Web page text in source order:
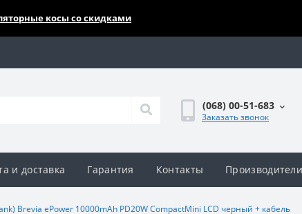
косы со скидками
(068) 00-51-683
Заказать звонок
и доставка Гарантия Контакты Производители
Brevia ePower 10000mAh PD20W CompactMini LCD черный + кабель